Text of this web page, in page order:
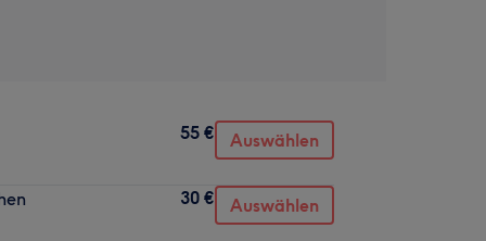
55 € Auswählen
30 € Auswählen